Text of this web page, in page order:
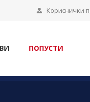
Кориснички
ПОПУСТИ